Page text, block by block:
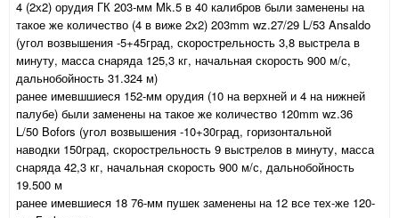
4 (2х2) орудия ГК 203-мм Mk.5 в 40 калибров были заменены на
такое же количество (4 в виже 2х2) 203mm wz.27/29 L/53 Ansaldo
(угол возвышения -5+45град, скорострельность 3,8 выстрела в
минуту, масса снаряда 125,3 кг, начальная скорость 900 м/с,
дальнобойность 31.324 м)
ранее имевшшиеся 152-мм орудия (10 на верхней и 4 на нижней
палубе) были заменены на такое же количество 120mm wz.36
L/50 Bofors (угол возвышения -10+30град, горизонтальной
наводки 150град, скорострельность 9 выстрелов в минуту, масса
снаряда 42,3 кг, начальная скорость 900 м/с, дальнобойность
19.500 м
ранее имевшиеся 18 76-мм пушек заменены на 12 все тех-же 120-